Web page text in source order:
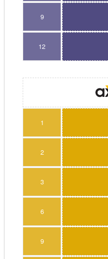
9
12
1
2
3
6
9